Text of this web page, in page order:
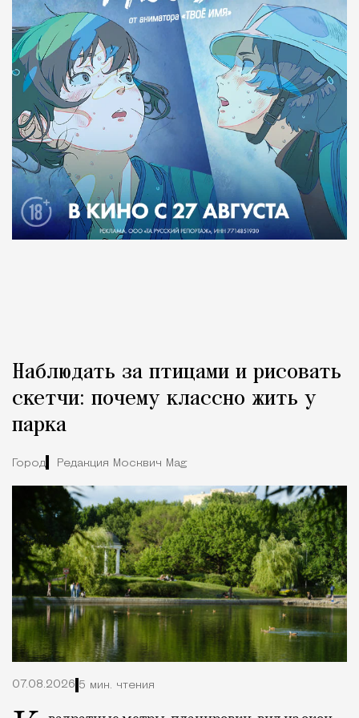
Наблюдать за птицами и рисовать
скетчи: почему классно жить у
парка
Город Редакция Москвич Mag
07.08.2026 5 мин. чтения